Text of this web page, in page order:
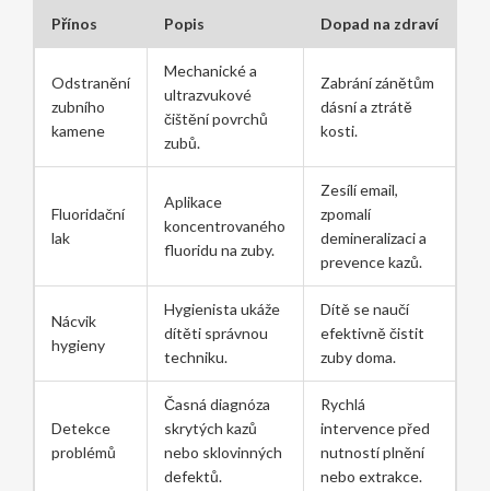
Přínos Popis Dopad na zdraví
Odstranění
zubního
kamene
Mechanické a
ultrazvukové
čištění povrchů
zubů.
Zabrání zánětům
dásní a ztrátě
kosti.
Fluoridační
lak
Aplikace
koncentrovaného
fluoridu na zuby.
Zesílí email,
zpomalí
demineralizaci a
prevence kazů.
Nácvik
hygieny
Hygienista ukáže
dítěti správnou
techniku.
Dítě se naučí
efektivně čistit
zuby doma.
Detekce
problémů
Časná diagnóza
skrytých kazů
nebo sklovinných
defektů.
Rychlá
intervence před
nutností plnění
nebo extrakce.